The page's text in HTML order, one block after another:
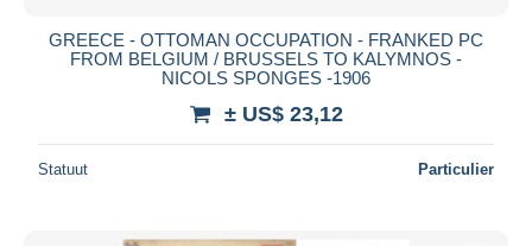
GREECE - OTTOMAN OCCUPATION - FRANKED PC
FROM BELGIUM / BRUSSELS TO KALYMNOS -
NICOLS SPONGES -1906
± US$ 23,12
Statuut Particulier